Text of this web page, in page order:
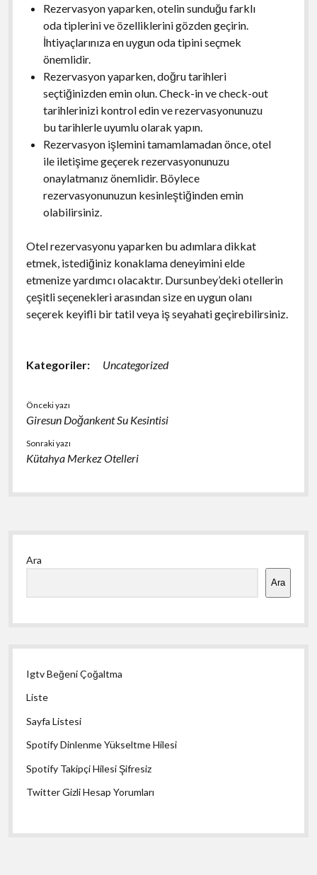
Rezervasyon yaparken, otelin sunduğu farklı
oda tiplerini ve özelliklerini gözden geçirin.
İhtiyaçlarınıza en uygun oda tipini seçmek
önemlidir.
Rezervasyon yaparken, doğru tarihleri
seçtiğinizden emin olun. Check-in ve check-out
tarihlerinizi kontrol edin ve rezervasyonunuzu
bu tarihlerle uyumlu olarak yapın.
Rezervasyon işlemini tamamlamadan önce, otel
ile iletişime geçerek rezervasyonunuzu
onaylatmanız önemlidir. Böylece
rezervasyonunuzun kesinleştiğinden emin
olabilirsiniz.
Otel rezervasyonu yaparken bu adımlara dikkat
etmek, istediğiniz konaklama deneyimini elde
etmenize yardımcı olacaktır. Dursunbey’deki otellerin
çeşitli seçenekleri arasından size en uygun olanı
seçerek keyifli bir tatil veya iş seyahati geçirebilirsiniz.
Kategoriler: Uncategorized
Önceki yazı
Giresun Doğankent Su Kesintisi
Sonraki yazı
Kütahya Merkez Otelleri
Yan
Menü
Ara
Ara
Igtv Beğeni Çoğaltma
Liste
Sayfa Listesi
Spotify Dinlenme Yükseltme Hilesi
Spotify Takipçi Hilesi Şifresiz
Twitter Gizli Hesap Yorumları